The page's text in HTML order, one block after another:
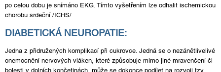
po celou dobu je snímáno EKG. Tímto vyšetřením lze odhalit ischemickou
chorobu srdeční /ICHS/
DIABETICKÁ NEUROPATIE:
Jedna z přidružených komplikací při cukrovce. Jedná se o nezánětlivelivé
onemocnění nervových vláken, které způsobuje mimo jiné mravenčení či
bolesti v dolních končetinách, může se dokonce podílet na rozvoji tzv.